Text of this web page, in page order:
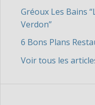
Gréoux Les Bains
Verdon”
6 Bons Plans
Voir tous les